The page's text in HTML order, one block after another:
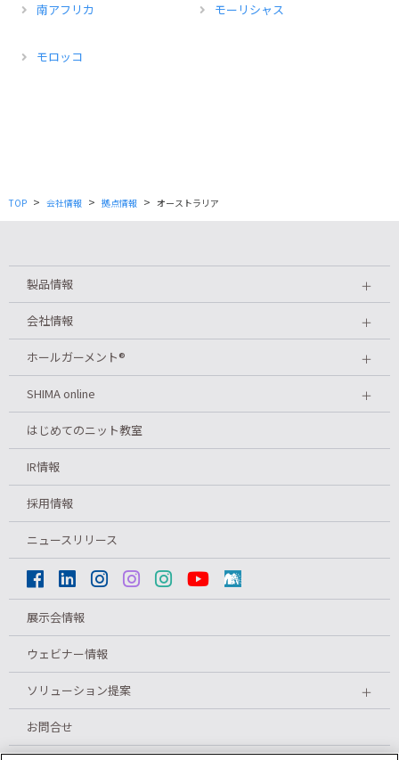
南アフリカ モーリシャス
モロッコ
TOP > 会社情報 > 拠点情報 > オーストラリア
製品情報 ＋
会社情報 ＋
ホールガーメント® ＋
SHIMA online ＋
はじめてのニット教室
IR情報
採用情報
ニュースリリース
展示会情報
ウェビナー情報
ソリューション提案 ＋
お問合せ